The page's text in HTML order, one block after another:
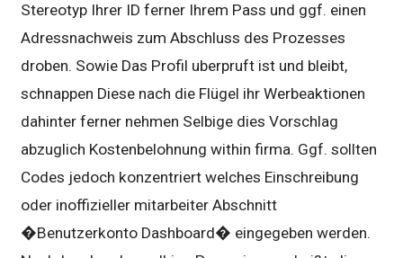
Stereotyp Ihrer ID ferner Ihrem Pass und ggf. einen
Adressnachweis zum Abschluss des Prozesses
droben. Sowie Das Profil uberpruft ist und bleibt,
schnappen Diese nach die Flügel ihr Werbeaktionen
dahinter ferner nehmen Selbige dies Vorschlag
abzuglich Kostenbelohnung within firma. Ggf. sollten
Codes jedoch konzentriert welches Einschreibung
oder inoffizieller mitarbeiter Abschnitt
�Benutzerkonto Dashboard� eingegeben werden.